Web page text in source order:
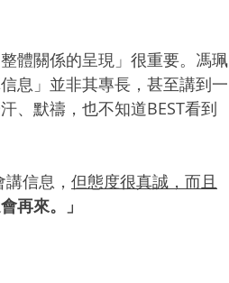
體關係的呈現」很重要。馮珮
息」並非其專長，甚至講到一
、默禱，也不知道BEST看到
信息， 但態度很真誠，而且
再來。」